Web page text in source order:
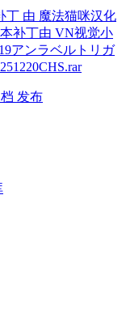
丁 由 魔法猫咪汉化
本补丁由 VN视觉小
アンラベルトリガ
发布